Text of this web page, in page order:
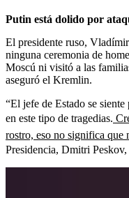
Putin está dolido por
El presidente ruso,
ninguna ceremonia de
Moscú ni visitó a las
aseguró el Kremlin.
“El jefe de Estado se
en este tipo de tragedias.
rostro, eso no significa que
Presidencia, Dmitri Peskov,